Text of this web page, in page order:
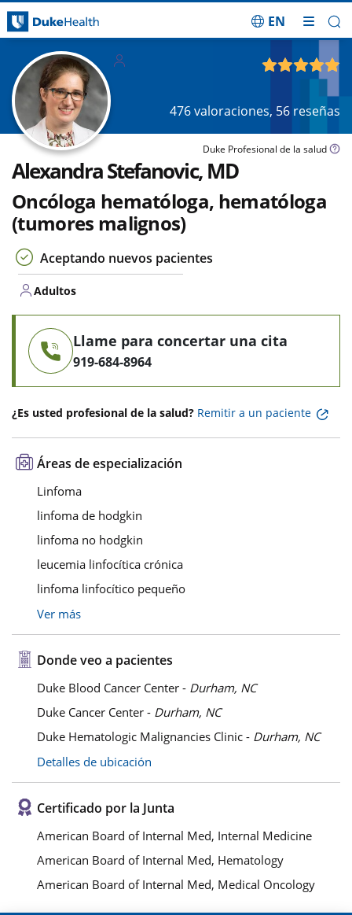
EN
476valoraciones, 56 reseñas
Duke Profesional de la salud
Alexandra Stefanovic, MD
Oncóloga hematóloga, hematóloga
(tumores malignos)
Aceptando nuevos pacientes
Adultos
Llame para concertar una cita
919-684-8964
¿Es usted profesional de la salud? Remitir a un paciente
Áreas de especialización
Linfoma
linfoma de hodgkin
linfoma no hodgkin
leucemia linfocítica crónica
linfoma linfocítico pequeño
Ver más
Donde veo a pacientes
Duke Blood Cancer Center - Durham, NC
Duke Cancer Center - Durham, NC
Duke Hematologic Malignancies Clinic - Durham, NC
Detalles de ubicación
Certificado por la Junta
American Board of Internal Med, Internal Medicine
American Board of Internal Med, Hematology
American Board of Internal Med, Medical Oncology